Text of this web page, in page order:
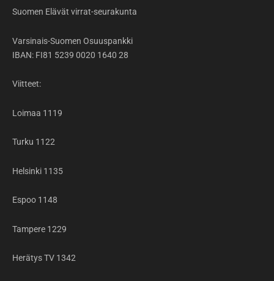
-
m
Suomen Elävät virrat-seurakunta
Varsinais-Suomen Osuuspankki
IBAN: FI81 5239 0020 1640 28
Viitteet:
Loimaa 1119
Turku 1122
Helsinki 1135
Espoo 1148
Tampere 1229
Herätys TV 1342